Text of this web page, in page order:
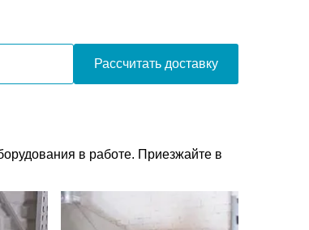
Рассчитать доставку
в работе. Приезжайте в